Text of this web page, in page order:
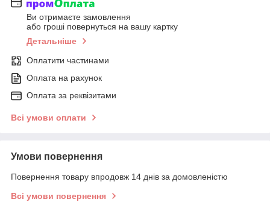
Ви отримаєте замовлення
або гроші повернуться на вашу картку
Детальніше
Оплатити частинами
Оплата на рахунок
Оплата за реквізитами
Всі умови оплати
Умови повернення
Повернення товару впродовж 14 днів за домовленістю
Всі умови повернення